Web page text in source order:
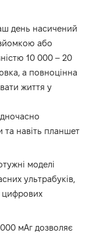
день насичений
або
10 000 – 20
а повноцінна
життя у
навіть планшет
моделі
ультрабуків,
цифрових
мАг дозволяє